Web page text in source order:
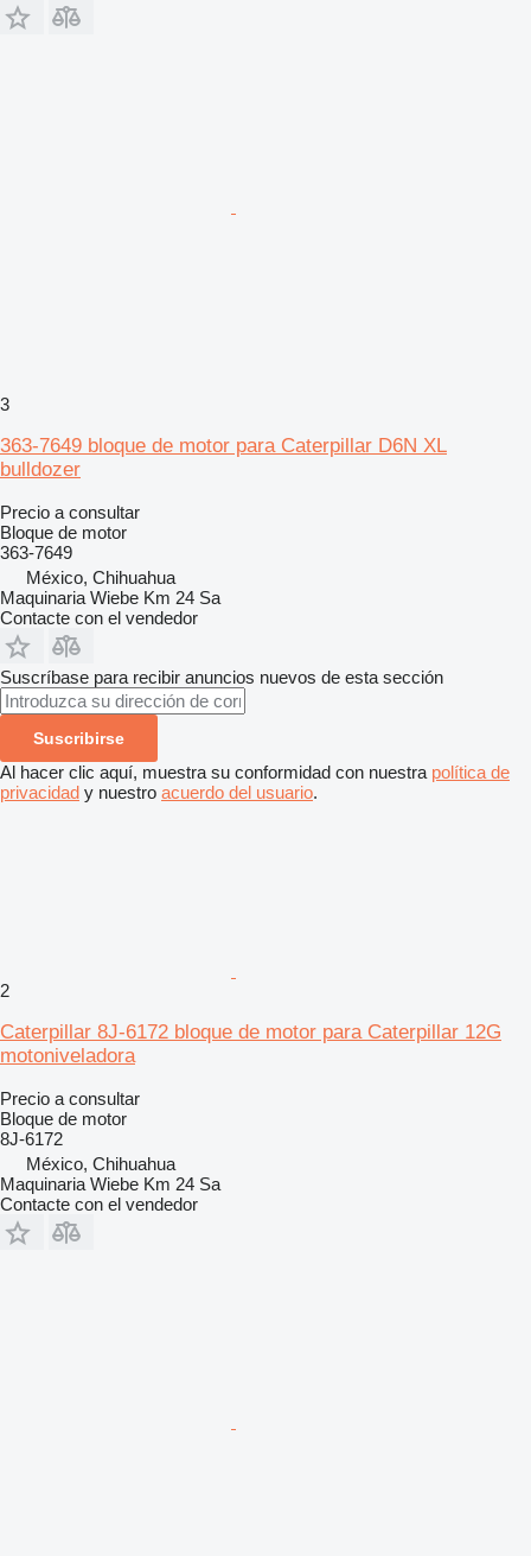
3
363-7649 bloque de motor para Caterpillar D6N XL
bulldozer
Precio a consultar
Bloque de motor
363-7649
México, Chihuahua
Maquinaria Wiebe Km 24 Sa
Contacte con el vendedor
Suscríbase para recibir anuncios nuevos de esta sección
Suscribirse
Al hacer clic aquí, muestra su conformidad con nuestra política de
privacidad y nuestro acuerdo del usuario.
2
Caterpillar 8J-6172 bloque de motor para Caterpillar 12G
motoniveladora
Precio a consultar
Bloque de motor
8J-6172
México, Chihuahua
Maquinaria Wiebe Km 24 Sa
Contacte con el vendedor